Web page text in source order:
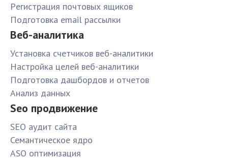
Pегистрация почтовых ящиков
Подготовка email рассылки
Веб-аналитика
Установка счетчиков веб-аналитики
Настройка целей веб-аналитики
Подготовка дашбордов и отчетов
Анализ данных
Seo продвижение
SЕО аудит сайта
Семантическое ядро
ASO оптимизация